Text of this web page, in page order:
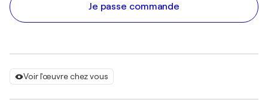
Voir l'œuvre chez vous
Je passe commande